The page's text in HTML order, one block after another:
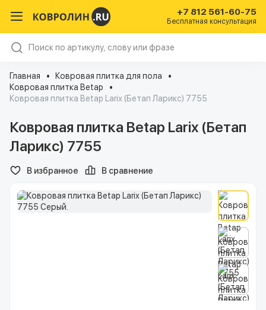
+7 812 561-60-75
Бесплатная консультация
Главная
Ковровая плитка для пола
Ковровая плитка Betap
Ковровая плитка Betap Larix (Бетап Ларикс) 7755
Ковровая плитка Betap Larix (Бетап
Ларикс) 7755
В избранное В сравнение